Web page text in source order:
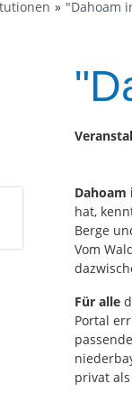
"Dahoam
Dahoam
hat,
Berge
Vom
Für alle
Portal
privat